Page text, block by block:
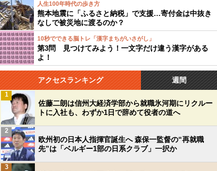
人生100年時代の歩き方
熊本地震に「ふるさと納税」で支援…寄付金は中抜き
なしで被災地に渡るのか？
10秒でできる脳トレ「漢字まちがいさがし」
第3問 見つけてみよう！一文字だけ違う漢字がある
よ！
アクセスランキング 週間
佐藤二朗は信州大経済学部から就職氷河期にリクルー
トに入社も、わずか1日で辞めて役者の道へ
1
欧州初の日本人指揮官誕生へ 森保一監督の“再就職
先”は「ベルギー1部の日系クラブ」一択か
2
3